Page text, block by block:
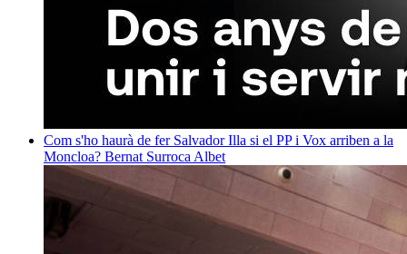
Com s'ho haurà de fer Salvador Illa si el PP i Vox arriben a la
Moncloa? Bernat Surroca Albet